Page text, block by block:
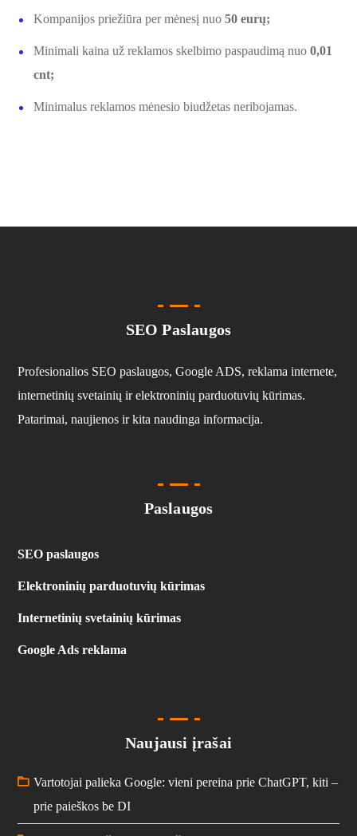
Kompanijos priežiūra per mėnesį nuo 50 eurų;
Minimali kaina už reklamos skelbimo paspaudimą nuo 0,01
cnt;
Minimalus reklamos mėnesio biudžetas neribojamas.
SEO Paslaugos
Profesionalios SEO paslaugos, Google ADS, reklama internete,
internetinių svetainių ir elektroninių parduotuvių kūrimas.
Patarimai, naujienos ir kita naudinga informacija.
Paslaugos
SEO paslaugos
Elektroninių parduotuvių kūrimas
Internetinių svetainių kūrimas
Google Ads reklama
Naujausi įrašai
Vartotojai palieka Google: vieni pereina prie ChatGPT, kiti –
prie paieškos be DI